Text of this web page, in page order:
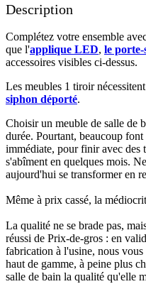
Description
Complétez votre ensemble
que l'applique LED, le porte-
accessoires visibles ci-dessus.​
Les meubles 1 tiroir
siphon déporté.​​
Choisir un meuble de salle de
durée. Pourtant, beaucoup
immédiate, pour finir avec des
s'abîment en quelques mois.
aujourd'hui se transformer en
Même à prix cassé, la
La qualité ne se brade pas,
réussi de Prix-de-gros : en
fabrication à l'usine, nous
haut de gamme, à peine plus
salle de bain la qualité qu'elle